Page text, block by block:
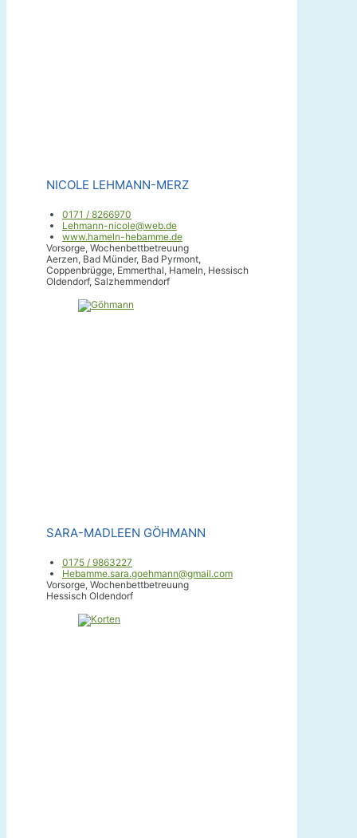
NICOLE LEHMANN-MERZ
0171 / 8266970
Lehmann-nicole@web.de
www.hameln-hebamme.de
Vorsorge, Wochenbettbetreuung
Aerzen, Bad Münder, Bad Pyrmont,
Coppenbrügge, Emmerthal, Hameln, Hessisch
Oldendorf, Salzhemmendorf
SARA-MADLEEN GÖHMANN
0175 / 9863227
Hebamme.sara.goehmann@gmail.com
Vorsorge, Wochenbettbetreuung
Hessisch Oldendorf